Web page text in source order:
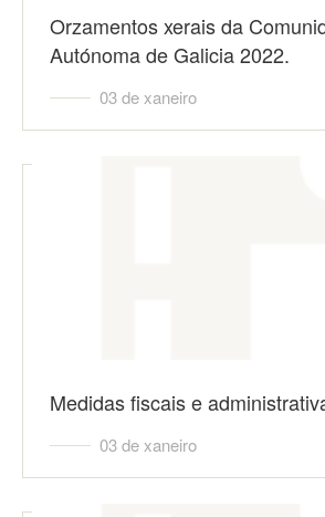
Orzamentos xerais da
Autónoma de Galicia 2022.
03 de xaneiro
Medidas fiscais e
03 de xaneiro